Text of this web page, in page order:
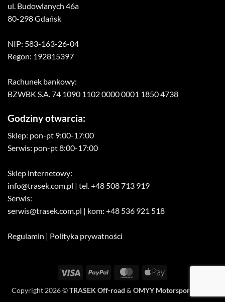
ul. Budowlanych 46a
80-298 Gdańsk
NIP: 583-163-26-04
Regon: 192815397
Rachunek bankowy:
BZWBK S.A. 74 1090 1102 0000 0001 1850 4738
Godziny otwarcia:
Sklep: pon-pt 9:00-17:00
Serwis: pon-pt 8:00-17:00
Sklep internetowy:
info@trasek.com.pl | tel. +48 508 713 919
Serwis:
serwis@trasek.com.pl | kom: +48 536 921 518
Regulamin | Polityka prywatności
Visa PayPal MasterCardApple
Copyright 2026 ©TRASEK Off-road & OMYY Motorsport Media